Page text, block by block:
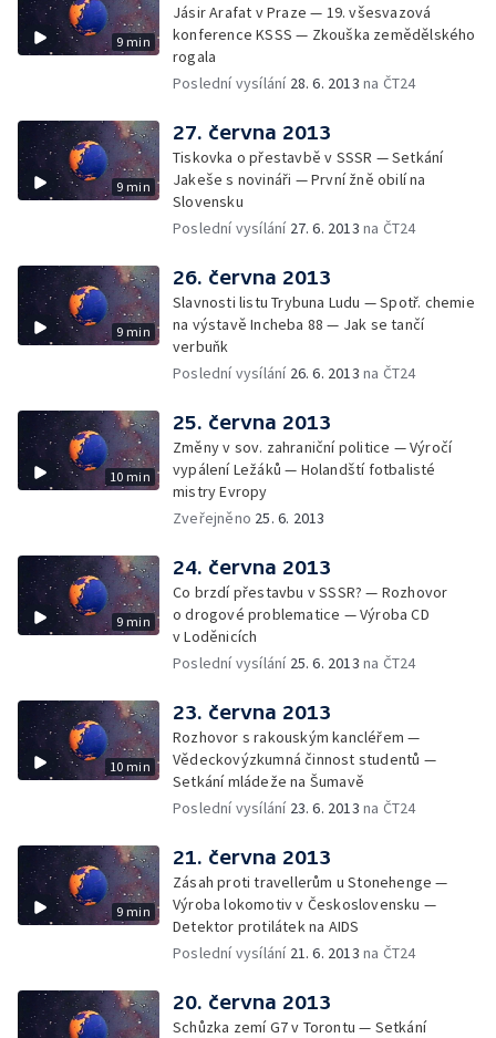
9 min
Jásir Arafat v Praze — 19. všesvazová
konference KSSS — Zkouška zemědělského
rogala
Poslední vysílání 28. 6. 2013 na ČT24
9 min
27. června 2013
Tiskovka o přestavbě v SSSR — Setkání
Jakeše s novináři — První žně obilí na
Slovensku
Poslední vysílání 27. 6. 2013 na ČT24
9 min
26. června 2013
Slavnosti listu Trybuna Ludu — Spotř. chemie
na výstavě Incheba 88 — Jak se tančí
verbuňk
Poslední vysílání 26. 6. 2013 na ČT24
10 min
25. června 2013
Změny v sov. zahraniční politice — Výročí
vypálení Ležáků — Holandští fotbalisté
mistry Evropy
Zveřejněno 25. 6. 2013
9 min
24. června 2013
Co brzdí přestavbu v SSSR? — Rozhovor
o drogové problematice — Výroba CD
v Loděnicích
Poslední vysílání 25. 6. 2013 na ČT24
10 min
23. června 2013
Rozhovor s rakouským kancléřem —
Vědeckovýzkumná činnost studentů —
Setkání mládeže na Šumavě
Poslední vysílání 23. 6. 2013 na ČT24
9 min
21. června 2013
Zásah proti travellerům u Stonehenge —
Výroba lokomotiv v Československu —
Detektor protilátek na AIDS
Poslední vysílání 21. 6. 2013 na ČT24
20. června 2013
Schůzka zemí G7 v Torontu — Setkání